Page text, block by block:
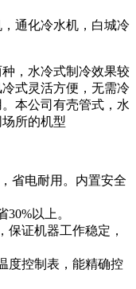
通化冷水机，白城冷
，水冷式制冷效果较
式灵活方便，无需冷
本公司有壳管式，水
所的机型
省电耐用。 内置安全
30%以上。
保证机器工作稳定 ，
度控制表 ， 能精确控